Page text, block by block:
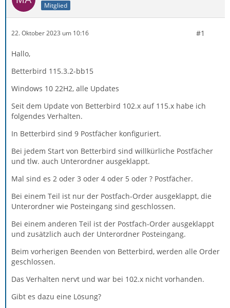
Mitglied
22. Oktober 2023 um 10:16 #1
Hallo,
Betterbird 115.3.2-bb15
Windows 10 22H2, alle Updates
Seit dem Update von Betterbird 102.x auf 115.x habe ich
folgendes Verhalten.
In Betterbird sind 9 Postfächer konfiguriert.
Bei jedem Start von Betterbird sind willkürliche Postfächer
und tlw. auch Unterordner ausgeklappt.
Mal sind es 2 oder 3 oder 4 oder 5 oder ? Postfächer.
Bei einem Teil ist nur der Postfach-Order ausgeklappt, die
Unterordner wie Posteingang sind geschlossen.
Bei einem anderen Teil ist der Postfach-Order ausgeklappt
und zusätzlich auch der Unterordner Posteingang.
Beim vorherigen Beenden von Betterbird, werden alle Order
geschlossen.
Das Verhalten nervt und war bei 102.x nicht vorhanden.
Gibt es dazu eine Lösung?